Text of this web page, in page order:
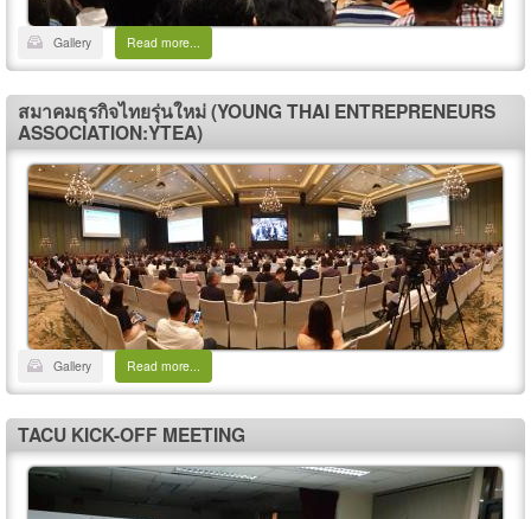
Gallery Read more...
สมาคมธุรกิจไทยรุ่นใหม่ (YOUNG THAI ENTREPRENEURS
ASSOCIATION:YTEA)
Gallery Read more...
TACU KICK-OFF MEETING